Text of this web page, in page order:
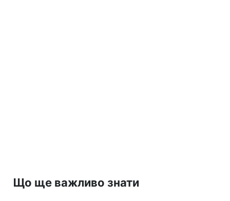
Що ще важливо знати